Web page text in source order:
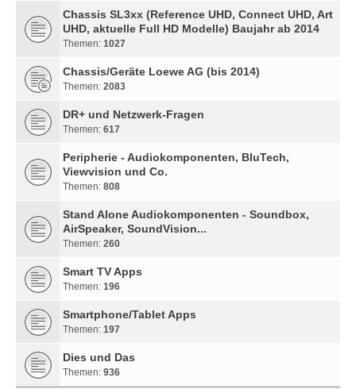
Chassis SL3xx (Reference UHD, Connect UHD, Art
UHD, aktuelle Full HD Modelle) Baujahr ab 2014
Themen: 1027
Chassis/Geräte Loewe AG (bis 2014)
Themen: 2083
DR+ und Netzwerk-Fragen
Themen: 617
Peripherie - Audiokomponenten, BluTech,
Viewvision und Co.
Themen: 808
Stand Alone Audiokomponenten - Soundbox,
AirSpeaker, SoundVision...
Themen: 260
Smart TV Apps
Themen: 196
Smartphone/Tablet Apps
Themen: 197
Dies und Das
Themen: 936